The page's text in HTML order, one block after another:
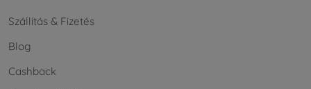
Szállítás & Fizetés
Blog
Cashback